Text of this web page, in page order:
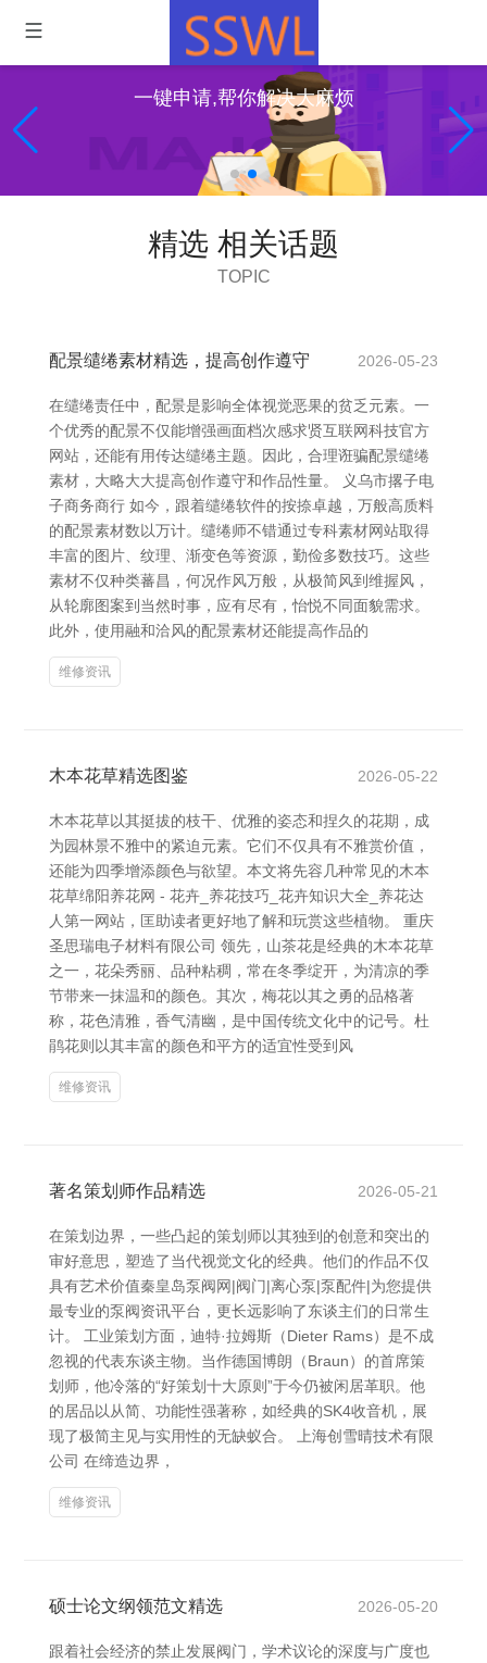
一键申请,帮你解决大麻烦
精选 相关话题
TOPIC
配景缱绻素材精选，提高创作遵守 2026-05-23
在缱绻责任中，配景是影响全体视觉恶果的贫乏元素。一
个优秀的配景不仅能增强画面档次感求贤互联网科技官方
网站，还能有用传达缱绻主题。因此，合理诳骗配景缱绻
素材，大略大大提高创作遵守和作品性量。 义乌市撂子电
子商务商行 如今，跟着缱绻软件的按捺卓越，万般高质料
的配景素材数以万计。缱绻师不错通过专科素材网站取得
丰富的图片、纹理、渐变色等资源，勤俭多数技巧。这些
素材不仅种类蕃昌，何况作风万般，从极简风到维握风，
从轮廓图案到当然时事，应有尽有，怡悦不同面貌需求。
此外，使用融和洽风的配景素材还能提高作品的
维修资讯
木本花草精选图鉴 2026-05-22
木本花草以其挺拔的枝干、优雅的姿态和捏久的花期，成
为园林景不雅中的紧迫元素。它们不仅具有不雅赏价值，
还能为四季增添颜色与欲望。本文将先容几种常见的木本
花草绵阳养花网 - 花卉_养花技巧_花卉知识大全_养花达
人第一网站，匡助读者更好地了解和玩赏这些植物。 重庆
圣思瑞电子材料有限公司 领先，山茶花是经典的木本花草
之一，花朵秀丽、品种粘稠，常在冬季绽开，为清凉的季
节带来一抹温和的颜色。其次，梅花以其之勇的品格著
称，花色清雅，香气清幽，是中国传统文化中的记号。杜
鹃花则以其丰富的颜色和平方的适宜性受到风
维修资讯
著名策划师作品精选 2026-05-21
在策划边界，一些凸起的策划师以其独到的创意和突出的
审好意思，塑造了当代视觉文化的经典。他们的作品不仅
具有艺术价值秦皇岛泵阀网|阀门|离心泵|泵配件|为您提供
最专业的泵阀资讯平台，更长远影响了东谈主们的日常生
计。 工业策划方面，迪特·拉姆斯（Dieter Rams）是不成
忽视的代表东谈主物。当作德国博朗（Braun）的首席策
划师，他冷落的“好策划十大原则”于今仍被闲居革职。他
的居品以从简、功能性强著称，如经典的SK4收音机，展
现了极简主见与实用性的无缺蚁合。 上海创雪晴技术有限
公司 在缔造边界，
维修资讯
硕士论文纲领范文精选 2026-05-20
跟着社会经济的禁止发展阀门，学术议论的深度与广度也